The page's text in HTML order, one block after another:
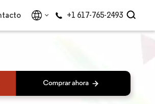
+1 617-765-2493